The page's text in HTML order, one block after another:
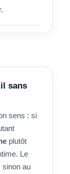
sans
sens : si
plutôt
Le
sinon au